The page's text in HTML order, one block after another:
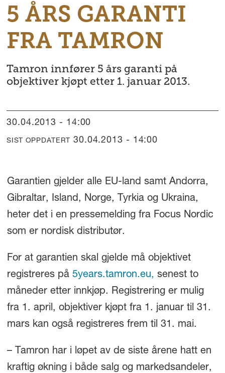
5 ÅRS GARANTI
FRA TAMRON
Tamron innfører 5 års garanti på
objektiver kjøpt etter 1. januar 2013.
30.04.2013 - 14:00
SIST OPPDATERT 30.04.2013 - 14:00
Garantien gjelder alle EU-land samt Andorra,
Gibraltar, Island, Norge, Tyrkia og Ukraina,
heter det i en pressemelding fra Focus Nordic
som er nordisk distributør.
For at garantien skal gjelde må objektivet
registreres på 5years.tamron.eu, senest to
måneder etter innkjøp. Registrering er mulig
fra 1. april, objektiver kjøpt fra 1. januar til 31.
mars kan også registreres frem til 31. mai.
– Tamron har i løpet av de siste årene hatt en
kraftig økning i både salg og markedsandeler,